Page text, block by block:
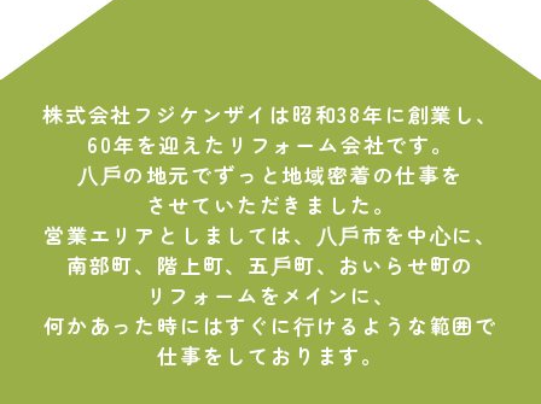
り
株式会社フジケンザイは昭和38年に創業し、
60年を迎えたリフォーム会社です。
⼋⼾の地元でずっと地域密着の仕事を
させていただきました。
営業エリアとしましては、⼋⼾市を中⼼に、
南部町、階上町、五⼾町、おいらせ町の
リフォームをメインに、
何かあった時にはすぐに⾏けるような範囲で
仕事をしております。